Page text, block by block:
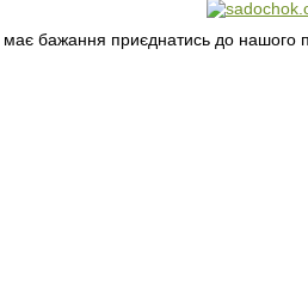
бажання приєднатись до нашого